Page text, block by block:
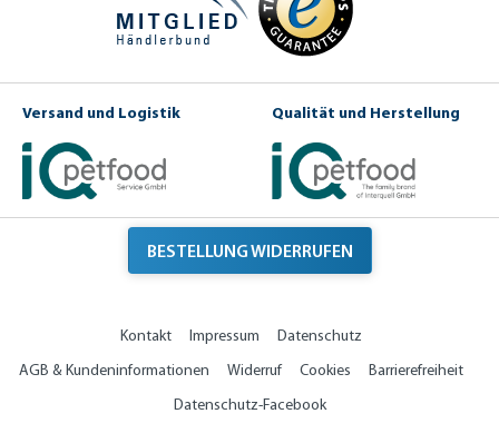
Versand und Logistik Qualität und Herstellung
BESTELLUNG WIDERRUFEN
Kontakt Impressum
Datenschutz
AGB & Kundeninformationen
Widerruf Cookies
Barrierefreiheit
Datenschutz-Facebook